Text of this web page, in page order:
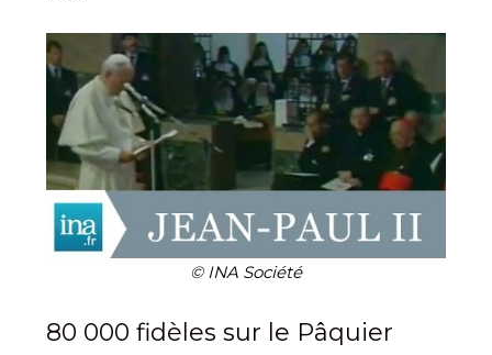
© INA Société
80 000 fidèles sur le Pâquier